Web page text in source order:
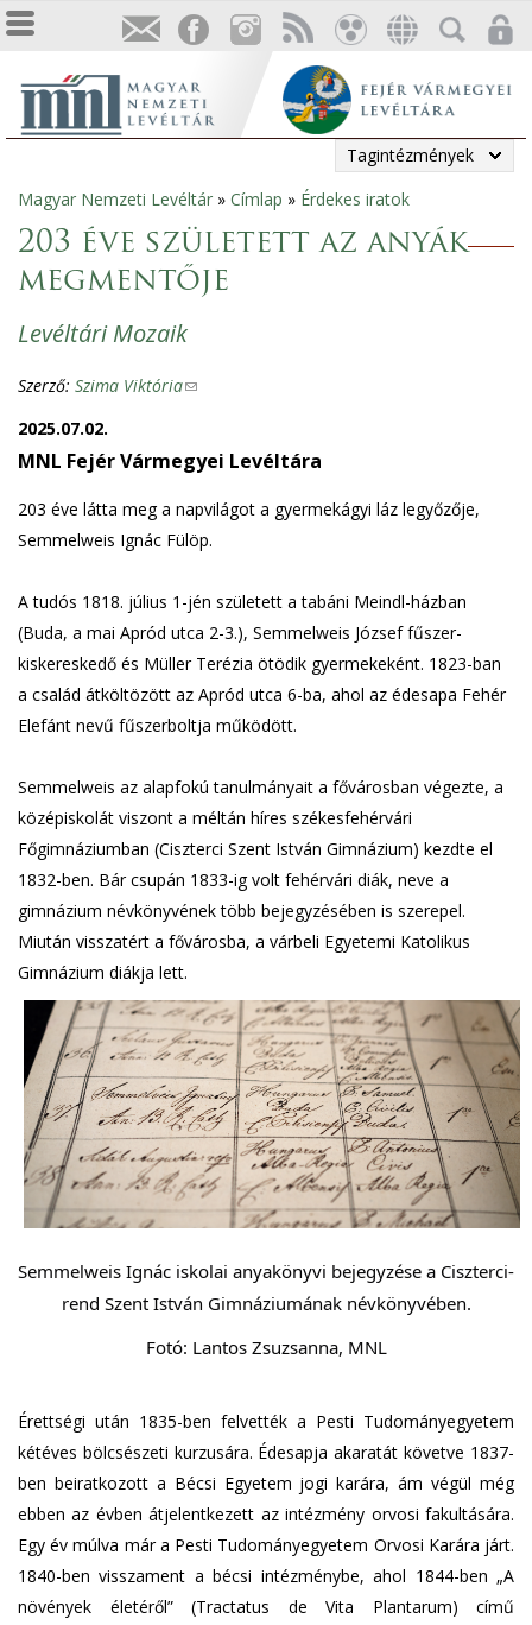
Tagintézmények
Jelenlegi
hely
Magyar Nemzeti Levéltár » Címlap » Érdekes iratok
203 éve született az anyák
megmentője
Levéltári Mozaik
Szerző: Szima Viktória(
n
s
d
s
e
-
m
i
l
)
2025.07.02.
MNL Fejér Vármegyei Levéltára
203 éve látta meg a napvilágot a gyermekágyi láz legyőzője,
Semmelweis Ignác Fülöp.
A tudós 1818. július 1-jén született a tabáni Meindl-házban
(Buda, a mai Apród utca 2-3.), Semmelweis József fűszer-
kiskereskedő és Müller Terézia ötödik gyermekeként. 1823-ban
a család átköltözött az Apród utca 6-ba, ahol az édesapa Fehér
Elefánt nevű fűszerboltja működött.
Semmelweis az alapfokú tanulmányait a fővárosban végezte, a
középiskolát viszont a méltán híres székesfehérvári
Főgimnáziumban (Ciszterci Szent István Gimnázium) kezdte el
1832-ben. Bár csupán 1833-ig volt fehérvári diák, neve a
gimnázium névkönyvének több bejegyzésében is szerepel.
Miután visszatért a fővárosba, a várbeli Egyetemi Katolikus
Gimnázium diákja lett.
Semmelweis Ignác iskolai anyakönyvi bejegyzése a Ciszterci-
rend Szent István Gimnáziumának névkönyvében.
Fotó: Lantos Zsuzsanna, MNL
Érettségi után 1835-ben felvették a Pesti Tudományegyetem
kétéves bölcsészeti kurzusára. Édesapja akaratát követve 1837-
ben beiratkozott a Bécsi Egyetem jogi karára, ám végül még
ebben az évben átjelentkezett az intézmény orvosi fakultására.
Egy év múlva már a Pesti Tudományegyetem Orvosi Karára járt.
1840-ben visszament a bécsi intézménybe, ahol 1844-ben „A
növények életéről” (Tractatus de Vita Plantarum) című